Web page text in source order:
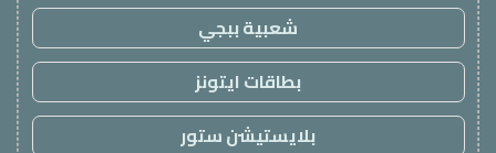
شعبية ببجي
بطاقات ايتونز
بلايستيشن ستور